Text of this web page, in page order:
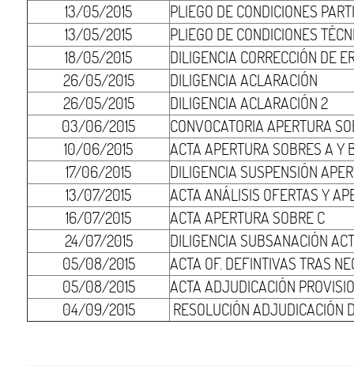
13/05/2015
PLIEGO DE CONDICIONES
13/05/2015
PLIEGO DE CONDICIONES
18/05/2015
DILIGENCIA CORRECCIÓN DE
26/05/2015
DILIGENCIA ACLARACIÓN
26/05/2015
DILIGENCIA ACLARACIÓN 2
03/06/2015
CONVOCATORIA APERTURA
10/06/2015
ACTA APERTURA SOBRES A Y
17/06/2015
DILIGENCIA SUSPENSIÓN
13/07/2015
ACTA ANÁLISIS OFERTAS Y
16/07/2015
ACTA APERTURA SOBRE C
24/07/2015
DILIGENCIA SUBSANACIÓN
05/08/2015
ACTA OF. DEFINTIVAS TRAS
05/08/2015
ACTA ADJUDICACIÓN
04/09/2015
RESOLUCIÓN ADJUDICACIÓN